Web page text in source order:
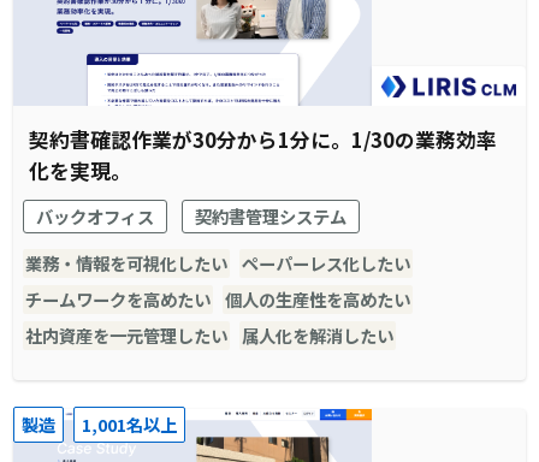
契約書確認作業が30分から1分に。1/30の業務効率
化を実現。
バックオフィス
契約書管理システム
業務・情報を可視化したい ペーパーレス化したい
チームワークを高めたい 個人の生産性を高めたい
社内資産を一元管理したい
属人化を解消したい
製造 1,001名以上